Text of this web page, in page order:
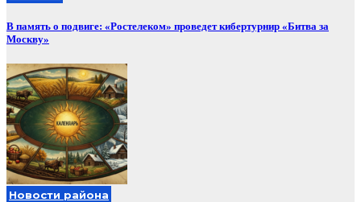
В память о подвиге: «Ростелеком» проведет кибертурнир «Битва за
Москву»
Новости района